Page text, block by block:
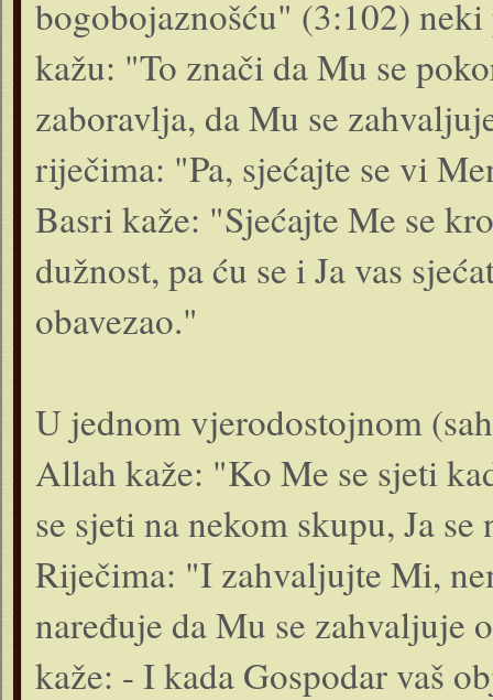
bogobojaznošću" (3:102)
kažu: "To znači da Mu se
zaboravlja, da Mu se
riječima: "Pa, sjećajte se vi
Basri kaže: "Sjećajte Me se
dužnost, pa ću se i Ja vas
obavezao."
U jednom vjerodostojnom
Allah kaže: "Ko Me se sjeti
se sjeti na nekom skupu, Ja
Riječima: "I zahvaljujte Mi,
naređuje da Mu se zahvaljuje
kaže: - I kada Gospodar vaš